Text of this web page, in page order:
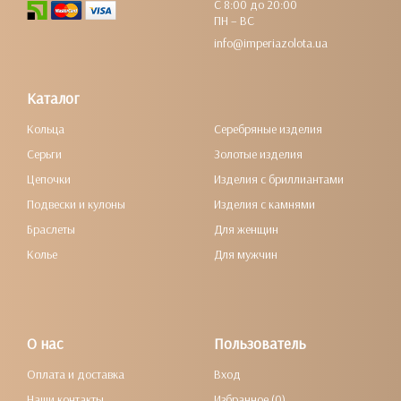
С 8:00 до 20:00
ПН – ВС
info@imperiazolota.ua
Каталог
Кольца
Серьги
Цепочки
Подвески и кулоны
Браслеты
Колье
Серебряные изделия
Золотые изделия
Изделия с бриллиантами
Изделия с камнями
Для женщин
Для мужчин
О нас
Оплата и доставка
Пользователь
Вход